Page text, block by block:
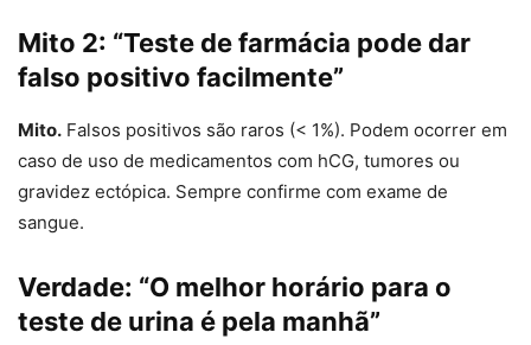
Mito 2: “Teste de farmácia pode dar
falso positivo facilmente”
Mito. Falsos positivos são raros (< 1%). Podem ocorrer em
caso de uso de medicamentos com hCG, tumores ou
gravidez ectópica. Sempre confirme com exame de
sangue.
Verdade: “O melhor horário para o
teste de urina é pela manhã”